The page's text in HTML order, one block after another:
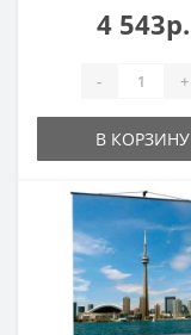
4 543р.
- +
В КОРЗИНУ